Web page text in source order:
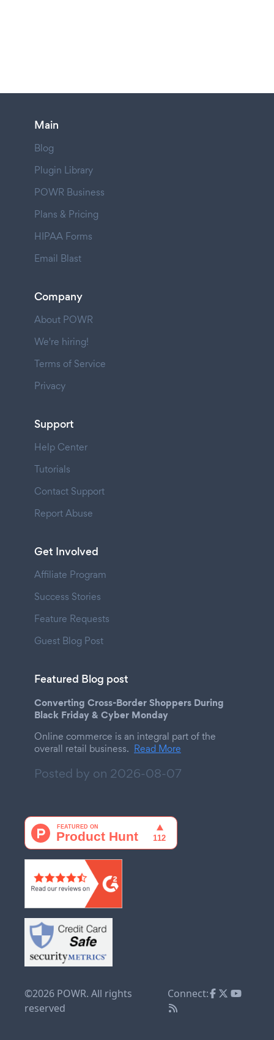
Main
Blog
Plugin Library
POWR Business
Plans & Pricing
HIPAA Forms
Email Blast
Company
About POWR
We're hiring!
Terms of Service
Privacy
Support
Help Center
Tutorials
Contact Support
Report Abuse
Get Involved
Affiliate Program
Success Stories
Feature Requests
Guest Blog Post
Featured Blog post
Converting Cross-Border Shoppers During
Black Friday & Cyber Monday
Online commerce is an integral part of the
overall retail business. Read More
Posted by on 2026-08-07
©2026 POWR. All rights
reserved
Connect: